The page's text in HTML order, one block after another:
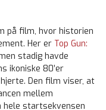
på film, hvor historien
Her er Top Gun:
stadig havde
ikoniske 80’er
Den film viser, at
mellem
hele startsekvensen